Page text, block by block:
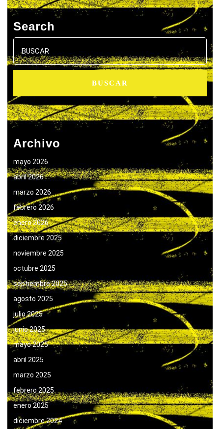
Search
Buscar:
Archivo
mayo 2026
abril 2026
marzo 2026
febrero 2026
enero 2026
diciembre 2025
noviembre 2025
octubre 2025
septiembre 2025
agosto 2025
julio 2025
junio 2025
mayo 2025
abril 2025
marzo 2025
febrero 2025
enero 2025
diciembre 2024